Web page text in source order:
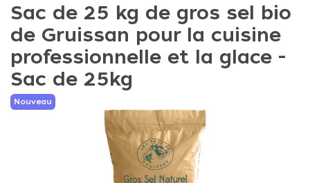
Sac de 25 kg de gros sel bio
de Gruissan pour la cuisine
professionnelle et la glace -
Sac de 25kg
Nouveau